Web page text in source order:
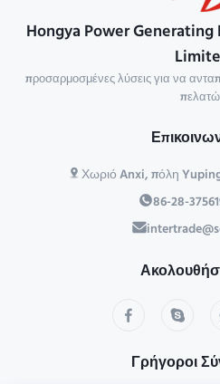
Hongya Power
προσαρμοσμένες λύσεις για να
Χωριό Anxi, πόλη
86-28-
Γρήγοροι